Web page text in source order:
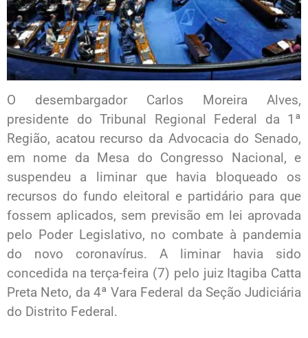
O desembargador Carlos Moreira Alves,
presidente do Tribunal Regional Federal da 1ª
Região, acatou recurso da Advocacia do Senado,
em nome da Mesa do Congresso Nacional, e
suspendeu a liminar que havia bloqueado os
recursos do fundo eleitoral e partidário para que
fossem aplicados, sem previsão em lei aprovada
pelo Poder Legislativo, no combate à pandemia
do novo coronavírus. A liminar havia sido
concedida na terça-feira (7) pelo juiz Itagiba Catta
Preta Neto, da 4ª Vara Federal da Seção Judiciária
do Distrito Federal.